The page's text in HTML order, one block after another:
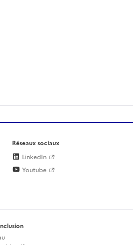
Réseaux sociaux
LinkedIn
Youtube